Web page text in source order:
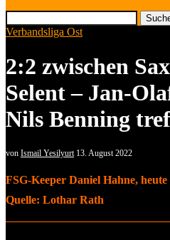
Verbandsliga Ost
2:2 zwischen
Selent – Jan-
Nils Benning
von Ismail Yesilyurt 13. August 2022
FSG-Keeper Daniel Hahne,
Quelle: Lothar Rath